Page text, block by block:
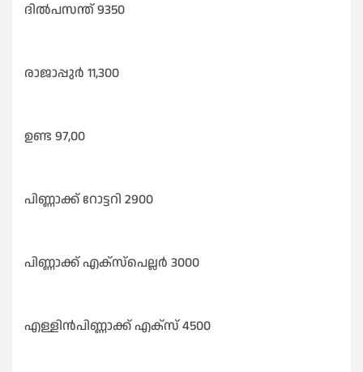
ദിൽപസന്ത്‌ 9350
രാജാപ്പുർ 11,300
ഉണ്ട 97,00
പിണ്ണാക്ക് റോട്ടറി 2900
പിണ്ണാക്ക് എക്സ്പെല്ലർ 3000
എള്ളിൻപിണ്ണാക്ക് എക്സ് 4500